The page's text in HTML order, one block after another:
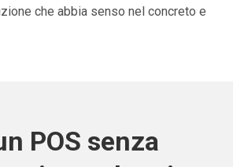
che abbia senso nel concreto e
POS senza